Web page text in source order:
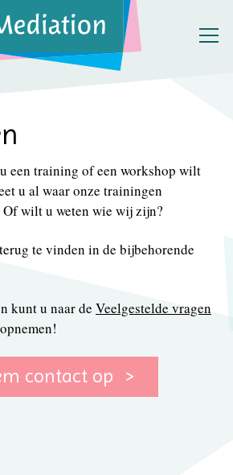
een training of een workshop wilt
u al waar onze trainingen
Of wilt u weten wie wij zijn?
te vinden in de bijbehorende
kunt u naar de Veelgestelde vragen
contact op